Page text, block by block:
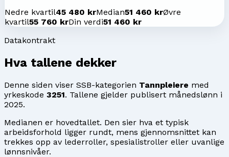
Nedre kvartil45 480 krMedian51 460 krØvre
kvartil55 760 krDin verdi51 460 kr
Datakontrakt
Hva tallene dekker
Denne siden viser SSB-kategorien Tannpleiere med
yrkeskode 3251. Tallene gjelder publisert månedslønn i
2025.
Medianen er hovedtallet. Den sier hva et typisk
arbeidsforhold ligger rundt, mens gjennomsnittet kan
trekkes opp av lederroller, spesialistroller eller uvanlige
lønnsnivåer.